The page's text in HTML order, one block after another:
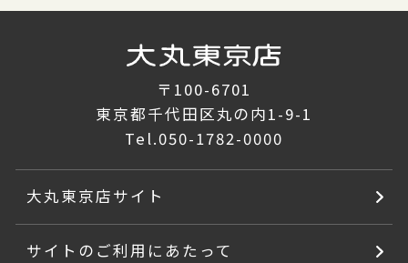
〒100-6701
東京都千代田区丸の内1-9-1
Tel.050-1782-0000
大丸東京店サイト
サイトのご利用にあたって